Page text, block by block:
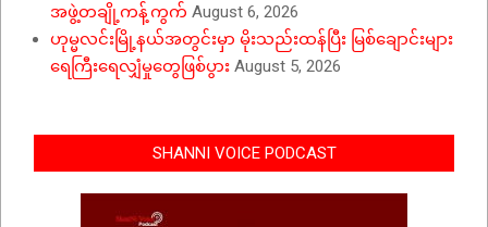
အဖွဲ့တချို့ကန့်ကွက် August 6, 2026
ဟုမ္မလင်းမြို့နယ်အတွင်းမှာ မိုးသည်းထန်ပြီး မြစ်ချောင်းများ
ရေကြီးရေလျှံမှုတွေဖြစ်ပွား August 5, 2026
SHANNI VOICE PODCAST